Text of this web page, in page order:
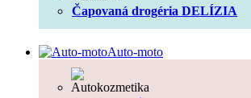
Čapovaná drogéria DELÍZIA
Auto-moto